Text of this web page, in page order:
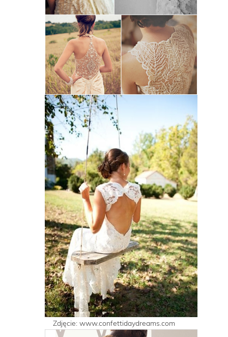
Zdjęcie: www.confettidaydreams.com